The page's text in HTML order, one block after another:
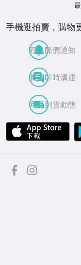
手機逛拍賣，購物
商品降價通知
買賣即時溝通
商品到貨動態
facebook